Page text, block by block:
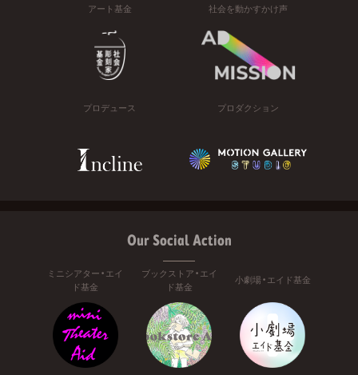
アート基金 社会を動かすかけ声
プロデュース プロダクション
Our Social Action
ミニシアター・エイ
ド基金
ブックストア・エイ
ド基金
小劇場・エイド基金